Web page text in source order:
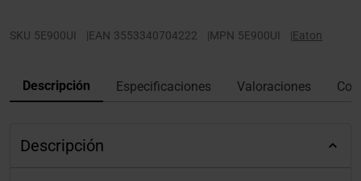
SKU 5E900UI |EAN 3553340704222 |MPN 5E900UI |Eaton
Descripción Especificaciones Valoraciones
Descripción